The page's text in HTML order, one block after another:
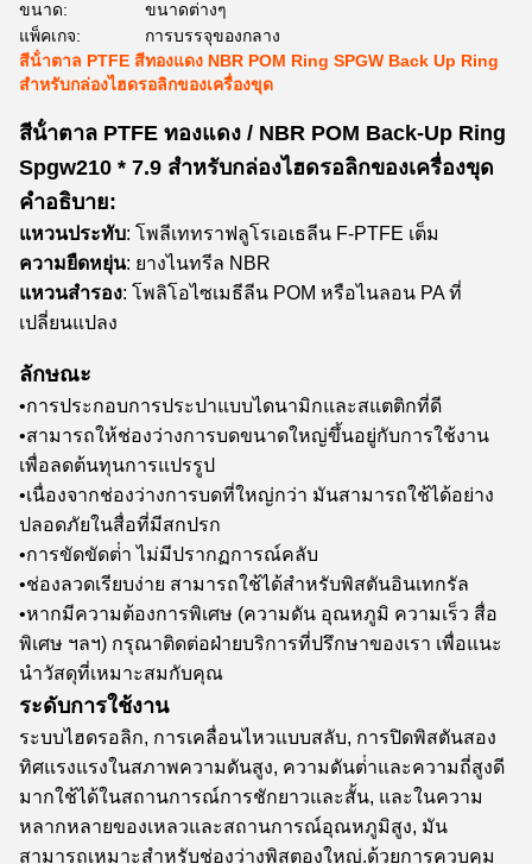
ขนาด:
ขนาดต่างๆ
แพ็คเกจ:
การบรรจุของกลาง
สีน้ําตาล PTFE สีทองแดง NBR POM Ring SPGW Back Up Ring
สําหรับกล่องไฮดรอลิกของเครื่องขุด
สีน้ําตาล PTFE ทองแดง / NBR POM Back-Up Ring
Spgw210 * 7.9 สําหรับกล่องไฮดรอลิกของเครื่องขุด
คําอธิบาย:
แหวนประทับ: โพลีเททราฟลูโรเอเธลีน F-PTFE เต็ม
ความยืดหยุ่น: ยางไนทรีล NBR
แหวนสํารอง: โพลิโอไซเมธีลีน POM หรือไนลอน PA ที่
เปลี่ยนแปลง
ลักษณะ
•การประกอบการประปาแบบไดนามิกและสแตติกที่ดี
•สามารถให้ช่องว่างการบดขนาดใหญ่ขึ้นอยู่กับการใช้งาน
เพื่อลดต้นทุนการแปรรูป
•เนื่องจากช่องว่างการบดที่ใหญ่กว่า มันสามารถใช้ได้อย่าง
ปลอดภัยในสื่อที่มีสกปรก
•การขัดขัดต่ํา ไม่มีปรากฏการณ์คลับ
•ช่องลวดเรียบง่าย สามารถใช้ได้สําหรับพิสตันอินเทกรัล
•หากมีความต้องการพิเศษ (ความดัน อุณหภูมิ ความเร็ว สื่อ
พิเศษ ฯลฯ) กรุณาติดต่อฝ่ายบริการที่ปรึกษาของเรา เพื่อแนะ
นําวัสดุที่เหมาะสมกับคุณ
ระดับการใช้งาน
ระบบไฮดรอลิก, การเคลื่อนไหวแบบสลับ, การปิดพิสตันสอง
ทิศแรงแรงในสภาพความดันสูง, ความดันต่ําและความถี่สูงดี
มากใช้ได้ในสถานการณ์การชักยาวและสั้น, และในความ
หลากหลายของเหลวและสถานการณ์อุณหภูมิสูง, มัน
สามารถเหมาะสําหรับช่องว่างพิสตองใหญ่.ด้วยการควบคุม